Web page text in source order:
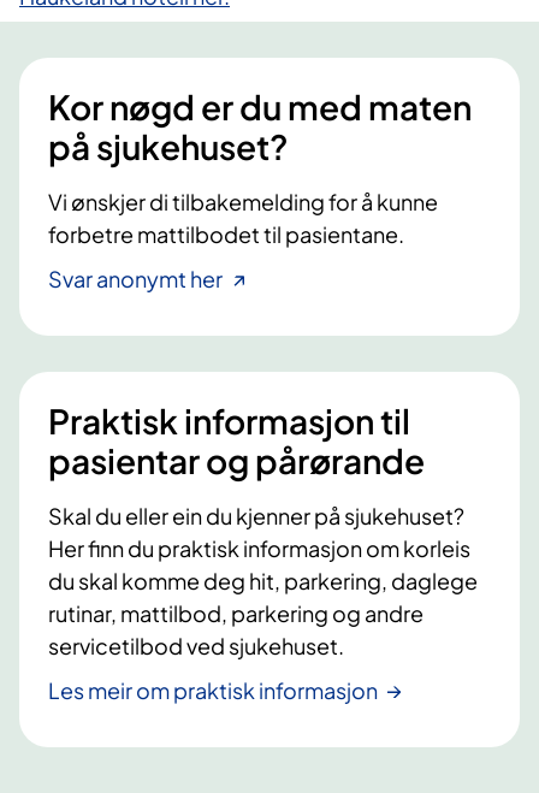
Kor nøgd er du med maten
på sjukehuset?
Vi ønskjer di tilbakemelding for å kunne
forbetre mattilbodet til pasientane.
Svar anonymt her
Praktisk informasjon til
pasientar og pårørande
Skal du eller ein du kjenner på sjukehuset?
Her finn du praktisk informasjon om korleis
du skal komme deg hit, parkering, daglege
rutinar, mattilbod, parkering og andre
servicetilbod ved sjukehuset.
Les meir om praktisk informasjon